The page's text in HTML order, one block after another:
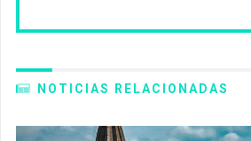
NOTICIAS RELACIONADAS